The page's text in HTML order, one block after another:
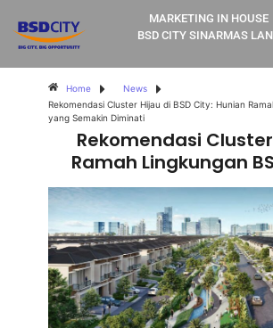
MARKETING IN HOUSE
BSD CITY SINARMAS
Home
News
Rekomendasi Cluster Hijau di BSD City: Hunian
yang Semakin Diminati
Rekomendasi
Ramah Lingkungan